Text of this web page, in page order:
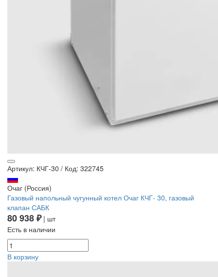
Артикул: КЧГ-30 / Код: 322745
Очаг (Россия)
Газовый напольный чугунный котел Очаг КЧГ- 30, газовый
клапан САБК
80 938 ₽| шт
Есть в наличии
В корзину